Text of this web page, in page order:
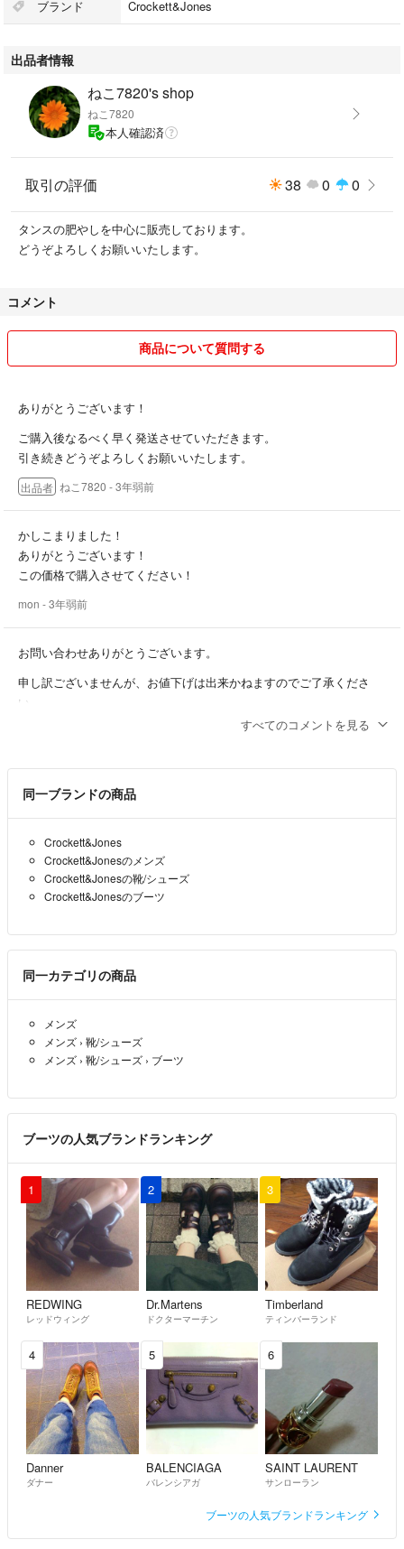
ブランド Crockett&Jones
出品者情報
ねこ7820's shop
ねこ7820
本人確認済
取引の評価 38 0 0
タンスの肥やしを中心に販売しております。
どうぞよろしくお願いいたします。
コメント
商品について質問する
ありがとうございます！
ご購入後なるべく早く発送させていただきます。
引き続きどうぞよろしくお願いいたします。
出品者 ねこ7820 - 3年弱前
かしこまりました！
ありがとうございます！
この価格で購入させてください！
mon - 3年弱前
お問い合わせありがとうございます。
申し訳ございませんが、お値下げは出来かねますのでご了承くださ
い。
引き続きご検討よろしくお願いいたします。
ありがとうございます！
定価からしたらかなり安いのは重々承知ですが、少しだけお値引き対
応は可能でしょうか？
mon - 3年弱前
ありがとうございます！
一回のみしか履いておりません。
結婚式場にて注文し、当日衣装に着替えるときに初めて履きました。
（衣装店ではサンプルでサイズ合わせしました）
その後、11時〜17時まで着用しました。
出品者 ねこ7820 - 3年弱前
ご返信ありがもうございます！
新品購入されて一回履かれたということでお間違いないでしょうか？
ピッタリです。
6時間ほど履きましたが
きつくて痛くなることはありませんでした。
出品者 ねこ7820- 3年弱前
ご返事ありがとうございます。
参考な情報もありがとうございます。
ちなみにオペラパンプスはピッタリという感じでですか？
mon- 3年弱前
コメントありがとうございます。
記載いただきました通り25.5となります。
すべてのコメントを見る
同一ブランドの商品
Crockett&Jones
Crockett&Jonesのメンズ
Crockett&Jonesの靴/シューズ
Crockett&Jonesのブーツ
同一カテゴリの商品
メンズ
メンズ › 靴/シューズ
メンズ › 靴/シューズ › ブーツ
ブーツの人気ブランドランキング
1
REDWING
レッドウィング
2
Dr.Martens
ドクターマーチン
3
Timberland
ティンバーランド
4
Danner
ダナー
5
BALENCIAGA
バレンシアガ
6
SAINT LAURENT
サンローラン
ブーツの人気ブランドランキング